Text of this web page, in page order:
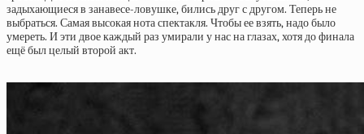
задыхающиеся в занавесе-ловушке, бились друг с другом. Теперь не
выбраться. Самая высокая нота спектакля. Чтобы ее взять, надо было
умереть. И эти двое каждый раз умирали у нас на глазах, хотя до финала
ещё был целый второй акт.